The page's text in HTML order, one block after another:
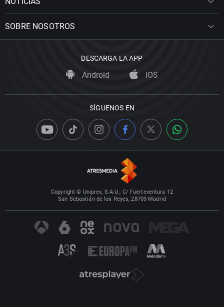
SOBRE NOSOTROS
DESCARGA LA APP
Android iOS
SÍGUENOS EN
Copyright © Uniprex, S.A.U., C/ Fuerteventura 12
San Sebastián de los Reyes, 28703 Madrid